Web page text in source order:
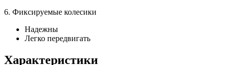
6. Фиксируемые колесики
Надежны
Легко передвигать
Характеристики